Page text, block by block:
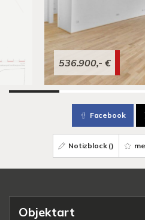
536.900,- €
Facebook
Notizblock ()
Objektart